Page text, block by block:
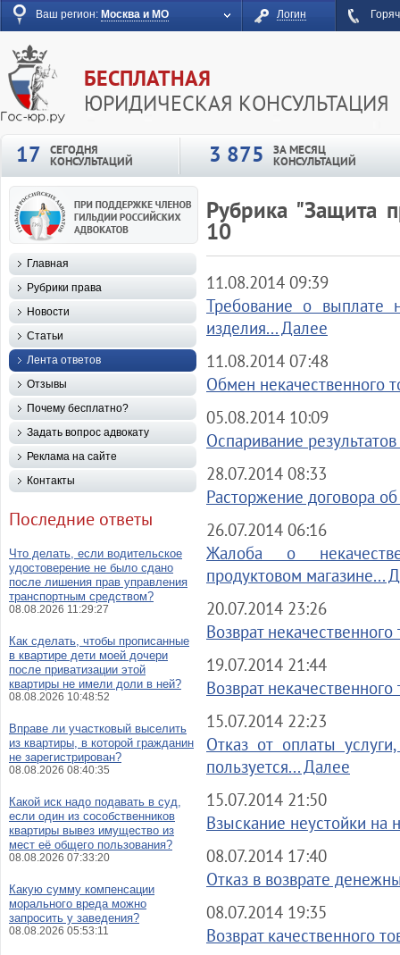
Ваш регион: Москва и МО Логин
БЕСПЛАТНАЯ
ЮРИДИЧЕСКАЯ КОНСУЛЬТАЦИЯ
17
СЕГОДНЯ
КОНСУЛЬТАЦИЙ 3 875 ЗА МЕСЯЦ
КОНСУЛЬТАЦИЙ
Рубрика "Защита
10
11.08.2014 09:39
Требование о выплате
изделия... Далее
11.08.2014 07:48
Обмен некачественного
05.08.2014 10:09
Оспаривание
28.07.2014 08:33
Расторжение договора
26.07.2014 06:16
Жалоба о
продуктовом магазине...
20.07.2014 23:26
Возврат
19.07.2014 21:44
Возврат
15.07.2014 22:23
Отказ от оплаты
пользуется... Далее
15.07.2014 21:50
Взыскание неустойки на
08.07.2014 17:40
Отказ в возврате
08.07.2014 19:35
Возврат качественного
Главная
Рубрики права
Новости
Статьи
Лента ответов
Отзывы
Почему бесплатно?
Задать вопрос адвокату
Реклама на сайте
Контакты
Последние ответы
Что делать, если водительское
удостоверение не было сдано
после лишения прав управления
транспортным средством?
08.08.2026 11:29:27
Как сделать, чтобы прописанные
в квартире дети моей дочери
после приватизации этой
квартиры не имели доли в ней?
08.08.2026 10:48:52
Вправе ли участковый выселить
из квартиры, в которой гражданин
не зарегистрирован?
08.08.2026 08:40:35
Какой иск надо подавать в суд,
если один из сособственников
квартиры вывез имущество из
мест её общего пользования?
08.08.2026 07:33:20
Какую сумму компенсации
морального вреда можно
запросить у заведения?
08.08.2026 05:53:11